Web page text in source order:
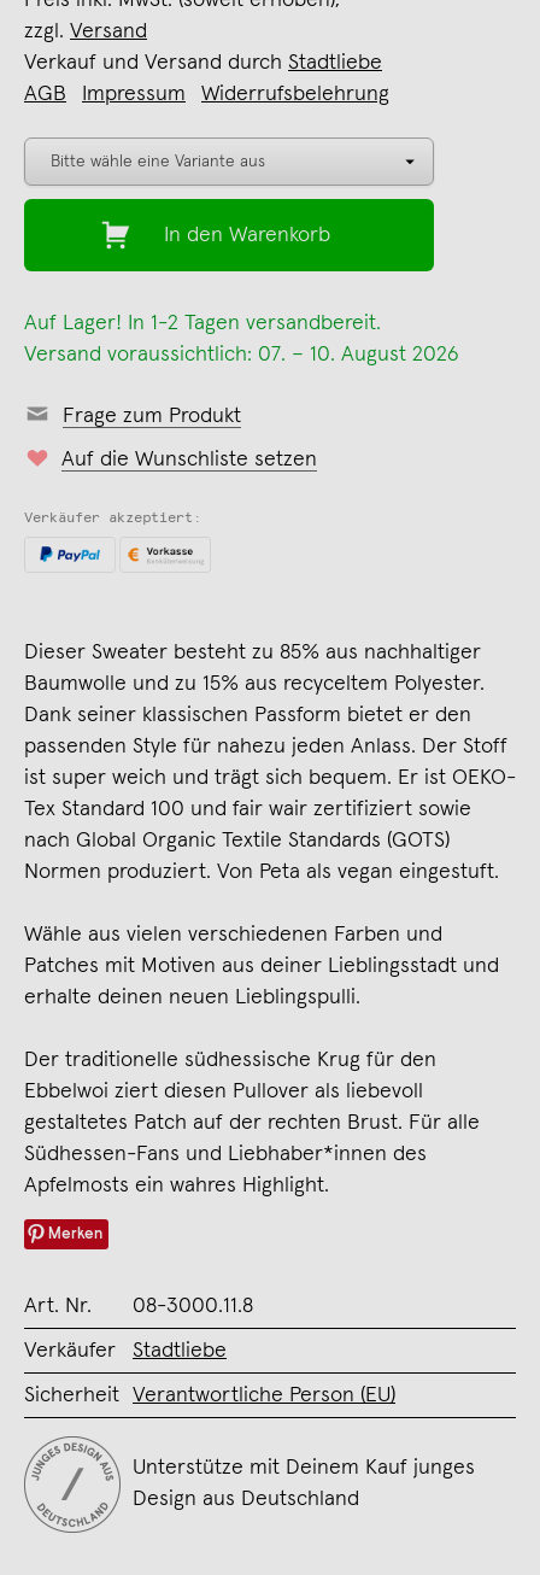
zzgl. Versand
Verkauf und Versand durch Stadtliebe
AGB
Impressum Widerrufsbelehrung
In den Warenkorb
Auf Lager! In 1-2 Tagen versandbereit.
Versand voraussichtlich: 07. – 10. August 2026
Frage zum Produkt
Auf die Wunschliste setzen
Verkäufer akzeptiert:
Dieser Sweater besteht zu 85% aus nachhaltiger
Baumwolle und zu 15% aus recyceltem Polyester.
Dank seiner klassischen Passform bietet er den
passenden Style für nahezu jeden Anlass. Der Stoff
ist super weich und trägt sich bequem. Er ist OEKO-
Tex Standard 100 und fair wair zertifiziert sowie
nach Global Organic Textile Standards (GOTS)
Normen produziert. Von Peta als vegan eingestuft.
Wähle aus vielen verschiedenen Farben und
Patches mit Motiven aus deiner Lieblingsstadt und
erhalte deinen neuen Lieblingspulli.
Der traditionelle südhessische Krug für den
Ebbelwoi ziert diesen Pullover als liebevoll
gestaltetes Patch auf der rechten Brust. Für alle
Südhessen-Fans und Liebhaber*innen des
Apfelmosts ein wahres Highlight.
Merken
Art. Nr. 08-3000.11.8
Verkäufer Stadtliebe
Sicherheit Verantwortliche Person (EU)
Unterstütze mit Deinem Kauf junges
Design aus Deutschland